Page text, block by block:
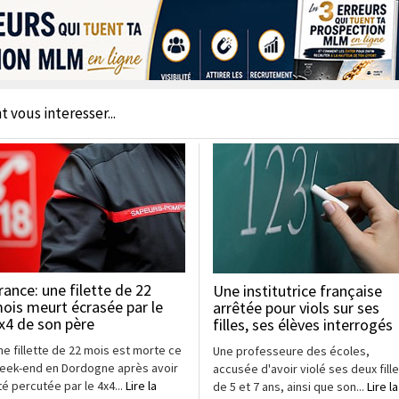
vous interesser...
une filette de 22
meurt écrasée par le
de son père
fillette de 22 mois est morte ce
end en Dordogne après avoir
percutée par le 4x4... Lire la
Une institutrice française
arrêtée pour viols sur ses
filles, ses élèves interrogés
Une professeure des écoles,
accusée d'avoir violé ses deux
de 5 et 7 ans, ainsi que son... Lire la